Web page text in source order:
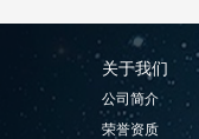
关于我们
公司简介
荣誉资质